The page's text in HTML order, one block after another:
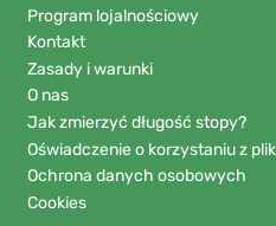
Program lojalnościowy
Kontakt
Zasady i warunki
O nas
Jak zmierzyć długość stopy?
Oświadczenie o korzystaniu z
Ochrona danych osobowych
Cookies